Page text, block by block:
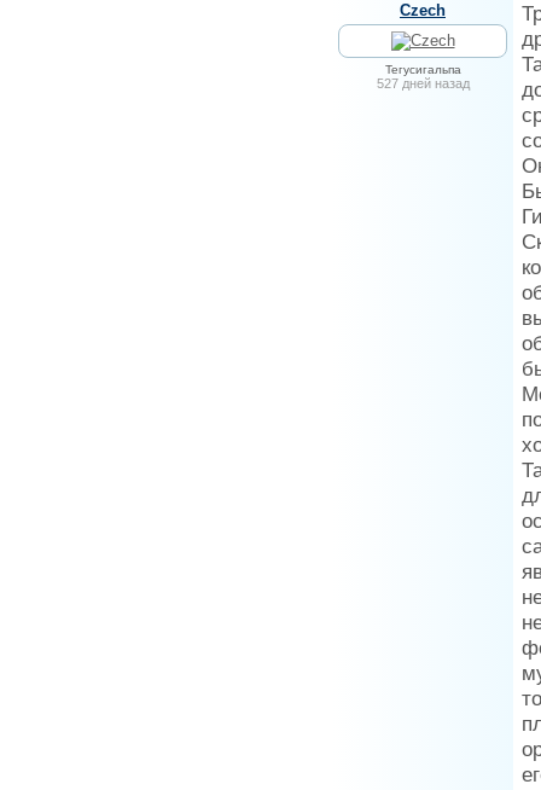
Сzech
Тегусигальпа
527 дней назад